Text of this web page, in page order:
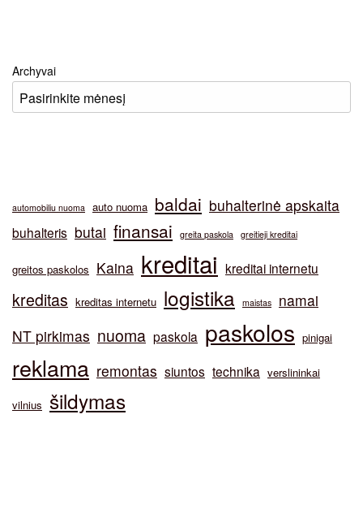
Archyvai
automobiliu nuoma auto nuoma baldai buhalterinė apskaita
buhalteris butai finansai greita paskola greitieji kreditai
greitos paskolos Kaina kreditai kreditai internetu
kreditas kreditas internetu logistika maistas
namai
NT pirkimas nuoma paskola paskolos pinigai
reklama remontas siuntos technika verslininkai
vilnius šildymas